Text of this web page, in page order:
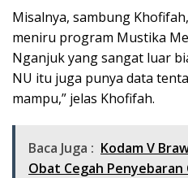
Misalnya, sambung
meniru program Mustika
Nganjuk yang sangat luar
NU itu juga punya data
mampu,” jelas Khofifah.
Baca Juga : Kodam V
Obat Cegah Penyebaran